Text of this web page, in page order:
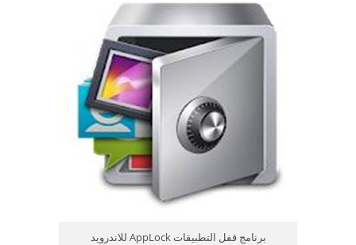
برنامج قفل التطبيقات AppLock للاندرويد